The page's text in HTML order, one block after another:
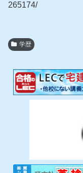
265174/
学歴